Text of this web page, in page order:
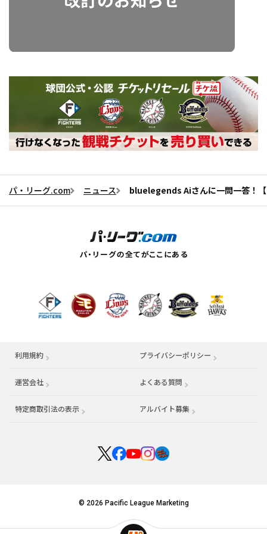
パ・リーグ.com ニュース bluelegends Aiさんに一問一答！
利用規約 プライバシーポリシー
運営会社 （別ウィンドウで開く） よくある質問
特定商取引法の表示 アルバイト募集 （別ウィンドウで開く
© 2026 Pacific League Marketing